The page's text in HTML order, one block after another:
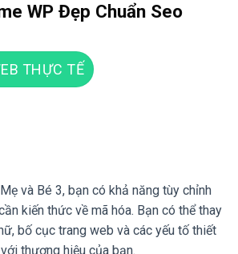
WP Đẹp Chuẩn Seo
THỰC TẾ
và Bé 3, bạn có khả năng tùy chỉnh
kiến thức về mã hóa. Bạn có thể thay
bố cục trang web và các yếu tố thiết
thương hiệu của bạn.